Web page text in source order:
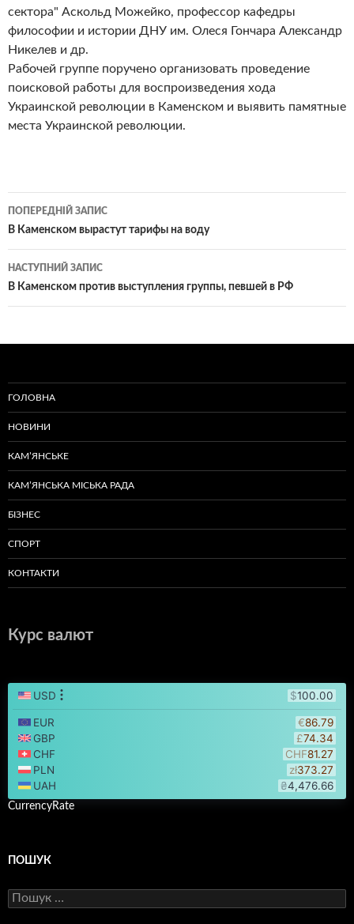
сектора" Аскольд Можейко, профессор кафедры
философии и истории ДНУ им. Олеся Гончара Александр
Никелев и др.
Рабочей группе поручено организовать проведение
поисковой работы для воспроизведения хода
Украинской революции в Каменском и выявить памятные
места Украинской революции.
Навігація
по
записам
ПОПЕРЕДНІЙ ЗАПИС
В Каменском вырастут тарифы на воду
НАСТУПНИЙ ЗАПИС
В Каменском против выступления группы, певшей в РФ
ГОЛОВНА
НОВИНИ
КАМ’ЯНСЬКЕ
КАМ’ЯНСЬКА МІСЬКА РАДА
БІЗНЕС
СПОРТ
КОНТАКТИ
Курс валют
CurrencyRate
ПОШУК
Пошук: